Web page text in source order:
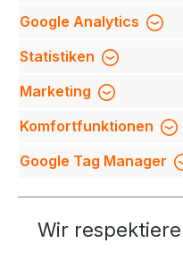
Baumwollgewebe mit
Innenseite.
und schön…Mehr
Bewertungen
Service-
Weitere
Google Analytics
Statistiken
Marketing
Komfortfunktionen
Google Tag Manager
Wir